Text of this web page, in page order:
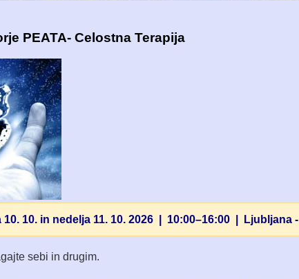
PEATA- Celostna Terapija
10. 10. in nedelja 11. 10. 2026 | 10:00–16:00 | Ljubljana -
sebi in drugim.